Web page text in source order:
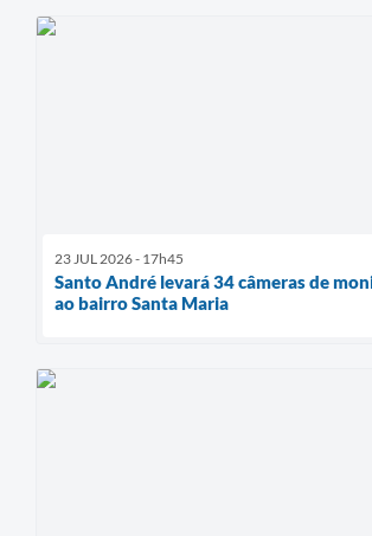
23 JUL 2026 - 17h45
Santo André levará 34 câmeras de
ao bairro Santa Maria